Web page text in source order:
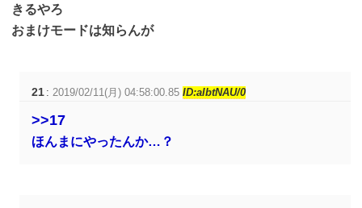
きるやろ
おまけモードは知らんが
21 : 2019/02/11(月) 04:58:00.85ID:aIbtNAU/0
>>17
ほんまにやったんか…？